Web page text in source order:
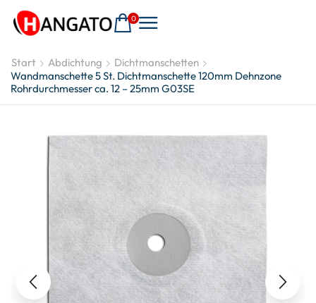
0
Start Abdichtung
Dichtmanschetten
Wandmanschette 5 St. Dichtmanschette 120mm Dehnzone
Rohrdurchmesser ca. 12 – 25mm G03SE